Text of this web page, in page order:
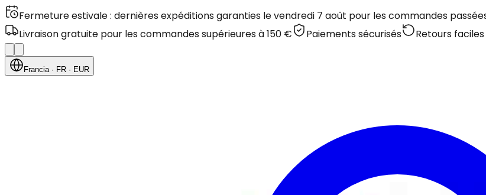
Fermeture estivale : dernières expéditions garanties le vendredi 7 août pour les commandes
Livraison gratuite pour les commandes supérieures à 150 €
Paiements sécurisés Retours faciles
Francia· FR · EUR